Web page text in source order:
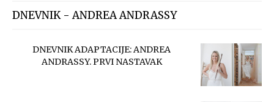
DNEVNIK - ANDREA ANDRASSY
DNEVNIK ADAPTACIJE: ANDREA
ANDRASSY. PRVI NASTAVAK